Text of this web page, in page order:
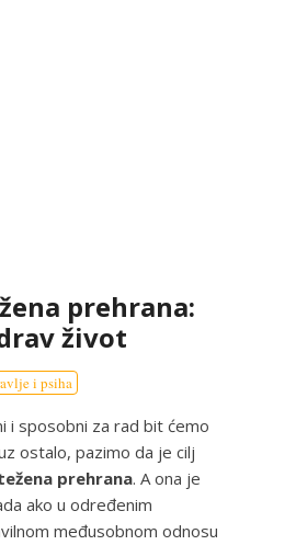
prehrana:
život
i psiha
i sposobni za rad bit ćemo
ostalo, pazimo da je cilj
prehrana. A ona je
ako u određenim
međusobnom odnosu